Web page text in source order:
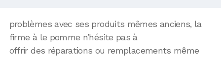
problèmes avec ses produits mêmes anciens, la
firme à le pomme n’hésite pas à
offrir des réparations ou remplacements même